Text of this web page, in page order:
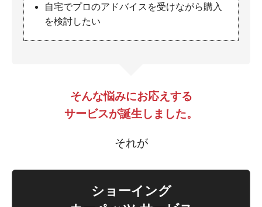
自宅でプロのアドバイスを受けながら購入
を検討したい
そんな悩みにお応えする
サービスが誕生しました。
それが
ショーイング